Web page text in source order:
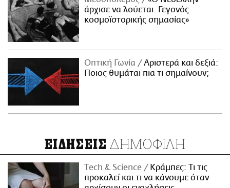
άρχισε να λούεται. Γεγονός
κοσμοϊστορικής σημασίας»
Οπτική Γωνία
Αριστερά και δεξιά:
Ποιος θυμάται πια τι σημαίνουν;
ΕΙΔΗΣΕΙΣ ΔΗΜΟΦΙΛΗ
Τech & Science
Κράμπες: Τι τις
προκαλεί και τι να κάνουμε όταν